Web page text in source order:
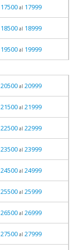
17500al 17999
18500al 18999
19500al 19999
20500al 20999
21500al 21999
22500al 22999
23500al 23999
24500al 24999
25500al 25999
26500al 26999
27500al 27999